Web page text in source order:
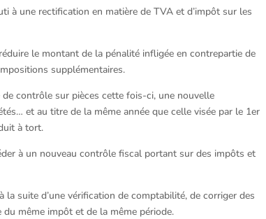
à une rectification en matière de TVA et d’impôt sur les
le montant de la pénalité infligée en contrepartie de
supplémentaires.
contrôle sur pièces cette fois-ci, une nouvelle
et au titre de la même année que celle visée par le 1er
à tort.
à un nouveau contrôle fiscal portant sur des impôts et
suite d’une vérification de comptabilité, de corriger des
même impôt et de la même période.